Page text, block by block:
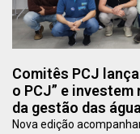
Comitês PCJ
o PCJ” e
da gestão das
Nova edição